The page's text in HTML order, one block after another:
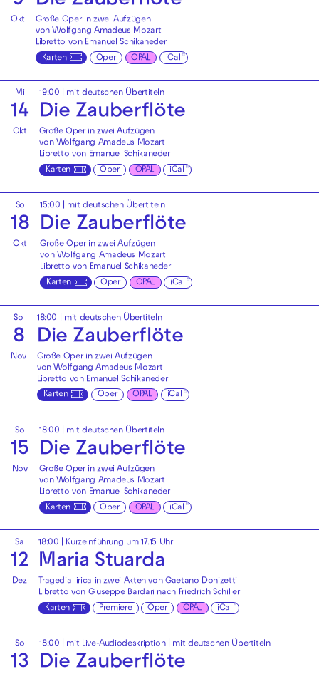
Okt
Große Oper in zwei Aufzügen
von Wolfgang Amadeus Mozart
Libretto von Emanuel Schikaneder
Karten
Oper OPAL iCal
Mi
14
Okt
19:00 mit deutschen Übertiteln
Die Zauberflöte
Große Oper in zwei Aufzügen
von Wolfgang Amadeus Mozart
Libretto von Emanuel Schikaneder
Karten
Oper OPAL iCal
So
18
Okt
15:00 mit deutschen Übertiteln
Die Zauberflöte
Große Oper in zwei Aufzügen
von Wolfgang Amadeus Mozart
Libretto von Emanuel Schikaneder
Karten
Oper OPAL iCal
So
8
Nov
18:00 mit deutschen Übertiteln
Die Zauberflöte
Große Oper in zwei Aufzügen
von Wolfgang Amadeus Mozart
Libretto von Emanuel Schikaneder
Karten
Oper OPAL iCal
So
15
Nov
18:00 mit deutschen Übertiteln
Die Zauberflöte
Große Oper in zwei Aufzügen
von Wolfgang Amadeus Mozart
Libretto von Emanuel Schikaneder
Karten
Oper OPAL iCal
Sa
12
Dez
18:00 | Kurzeinführung um 17.15 Uhr
Maria Stuarda
Tragedia lirica in zwei Akten von Gaetano Donizetti
Libretto von Giuseppe Bardari nach Friedrich Schiller
Karten
Premiere Oper OPAL iCal
So
13
18:00 mit Live-Audiodeskription| mit deutschen Übertiteln
Die Zauberflöte